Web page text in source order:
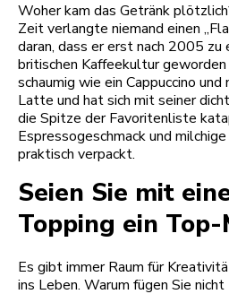
Woher kam das Getränk
Zeit verlangte niemand einen
daran, dass er erst nach 2005 zu
britischen Kaffeekultur
schaumig wie ein Cappuccino
Latte und hat sich mit seiner
die Spitze der Favoritenliste
Espressogeschmack und
praktisch verpackt.
Seien Sie mit
Topping ein Top-
Es gibt immer Raum für
ins Leben. Warum fügen Sie